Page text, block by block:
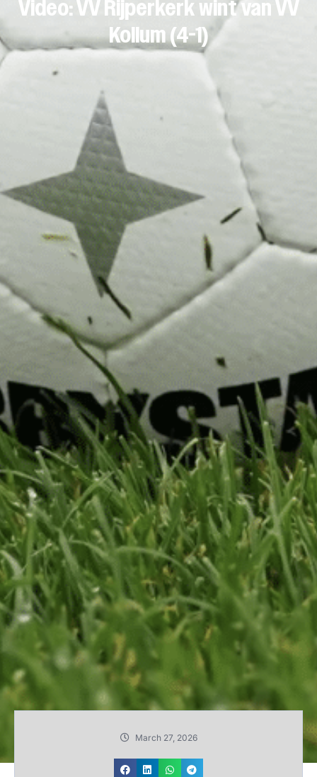
Video: VV Rijperkerk wint van VV
Kollum (4-1)
March 27, 2026